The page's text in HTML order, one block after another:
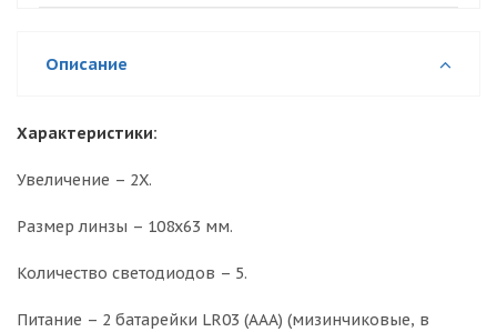
Описание
Характеристики:
Увеличение – 2X.
Размер линзы – 108х63 мм.
Количество светодиодов – 5.
Питание – 2 батарейки LR03 (AAA) (мизинчиковые, в